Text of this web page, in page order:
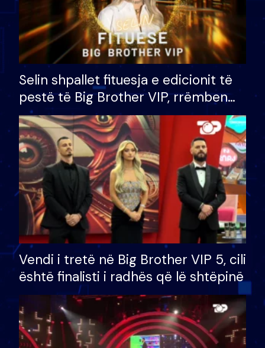
Selin shpallet fituesja e edicionit të
pestë të Big Brother VIP, rrëmben
çmimin e madh prej 100 mijë eurosh
Vendi i tretë në Big Brother VIP 5, cili
është finalisti i radhës që lë shtëpinë